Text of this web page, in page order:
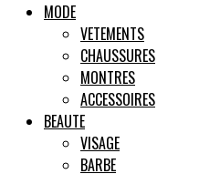
Pas si
MODE
VETEMENTS
CHAUSSURES
MONTRES
ACCESSOIRES
BEAUTE
VISAGE
BARBE